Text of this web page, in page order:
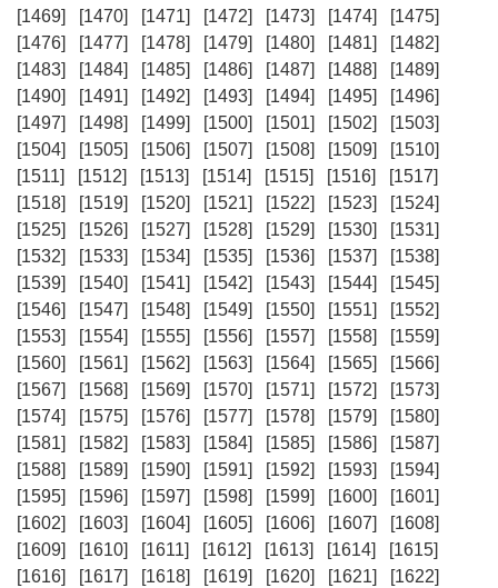
[1469]
[1470] [1471] [1472] [1473] [1474]
[1475]
[1476]
[1477] [1478] [1479] [1480] [1481]
[1482]
[1483]
[1484] [1485] [1486] [1487] [1488]
[1489]
[1490]
[1491] [1492] [1493] [1494] [1495]
[1496]
[1497]
[1498] [1499] [1500] [1501] [1502]
[1503]
[1504]
[1505] [1506] [1507] [1508] [1509]
[1510]
[1511]
[1512] [1513] [1514] [1515] [1516]
[1517]
[1518]
[1519] [1520] [1521] [1522] [1523]
[1524]
[1525]
[1526] [1527] [1528] [1529] [1530]
[1531]
[1532]
[1533] [1534] [1535] [1536] [1537]
[1538]
[1539]
[1540] [1541] [1542] [1543] [1544]
[1545]
[1546]
[1547] [1548] [1549] [1550] [1551]
[1552]
[1553]
[1554] [1555] [1556] [1557] [1558]
[1559]
[1560]
[1561] [1562] [1563] [1564] [1565]
[1566]
[1567]
[1568] [1569] [1570] [1571] [1572]
[1573]
[1574]
[1575] [1576] [1577] [1578] [1579]
[1580]
[1581]
[1582] [1583] [1584] [1585] [1586]
[1587]
[1588]
[1589] [1590] [1591] [1592] [1593]
[1594]
[1595]
[1596] [1597] [1598] [1599] [1600]
[1601]
[1602]
[1603] [1604] [1605] [1606] [1607]
[1608]
[1609]
[1610] [1611] [1612] [1613] [1614]
[1615]
[1616]
[1617] [1618] [1619] [1620] [1621]
[1622]